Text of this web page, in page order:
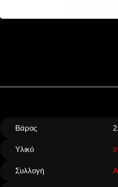
Βάρος
Υλικό
Συλλογή